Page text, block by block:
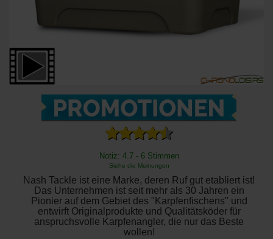
Notiz: 4.7 - 6 Stimmen
Siehe die Meinungen
Nash Tackle ist eine Marke, deren Ruf gut etabliert ist!
Das Unternehmen ist seit mehr als 30 Jahren ein
Pionier auf dem Gebiet des "Karpfenfischens" und
entwirft Originalprodukte und Qualitätsköder für
anspruchsvolle Karpfenangler, die nur das Beste
wollen!